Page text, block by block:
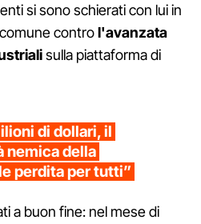
si sono schierati con lui in
control'avanzata
sulla piattaforma di
di dollari, il
nemica della
perdita per tutti”
a buon fine: nel mese di